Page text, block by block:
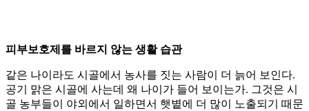
피부보호제를 바르지 않는 생활 습관
같은 나이라도 시골에서 농사를 짓는 사람이 더 늙어 보인다.
공기 맑은 시골에 사는데 왜 나이가 들어 보이는가. 그것은 시
골 농부들이 야외에서 일하면서 햇볕에 더 많이 노출되기 때문